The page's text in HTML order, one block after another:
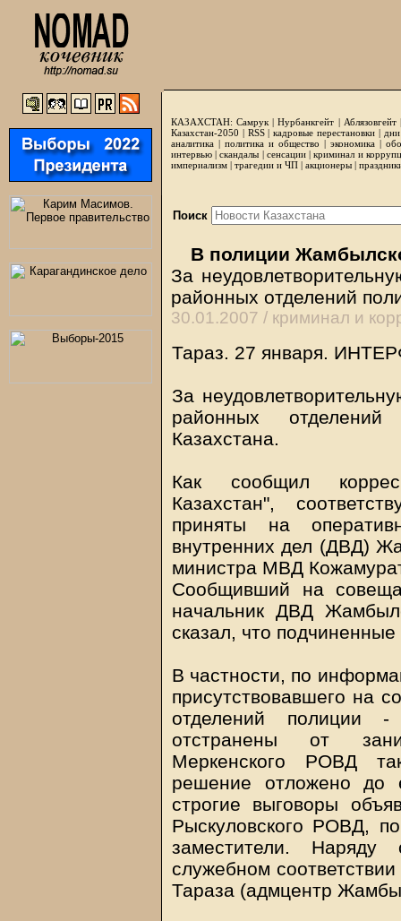
КАЗАХСТАН: Самрук |Нурбанкгейт | Аблязовгейт
Казахстан-2050 | RSS|кадровые перестановки|
аналитика | политика и общество | экономика |
интервью |скандалы | сенсации|криминал и
империализм | трагедии и ЧП | акционеры |
Поиск
В полиции
За
районных отделений
30.01.2007 / криминал и
Тараз. 27 января.
За
районных
Казахстана.
Как сообщил
Казахстан",
приняты на
внутренних дел (ДВД)
министра МВД
Сообщивший на
начальник ДВД
сказал, что
В частности, по
присутствовавшего на
отделений полиции
отстранены от
Меркенского РОВД
решение отложено до
строгие выговоры
Рыскуловского РОВД,
заместители.
служебном
Тараза (адмцентр